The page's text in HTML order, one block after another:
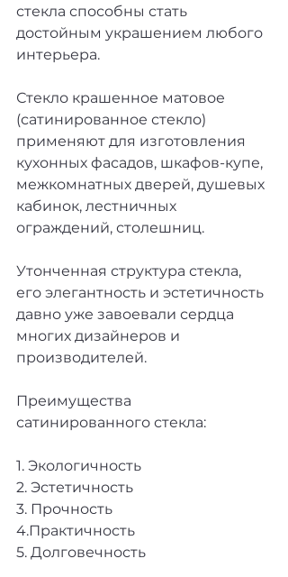
стекла способны стать
достойным украшением любого
интерьера.
Стекло крашенное матовое
(сатинированное стекло)
применяют для изготовления
кухонных фасадов, шкафов-купе,
межкомнатных дверей, душевых
кабинок, лестничных
ограждений, столешниц.
Утонченная структура стекла,
его элегантность и эстетичность
давно уже завоевали сердца
многих дизайнеров и
производителей.
Преимущества
сатинированного стекла:
1. Экологичность
2. Эстетичность
3. Прочность
4.Практичность
5. Долговечность